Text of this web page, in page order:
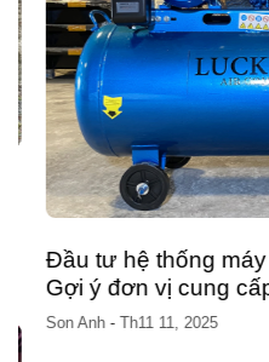
Đầu tư hệ thống máy
Gợi ý đơn vị cung cấp
Son Anh-Th11 11, 2025